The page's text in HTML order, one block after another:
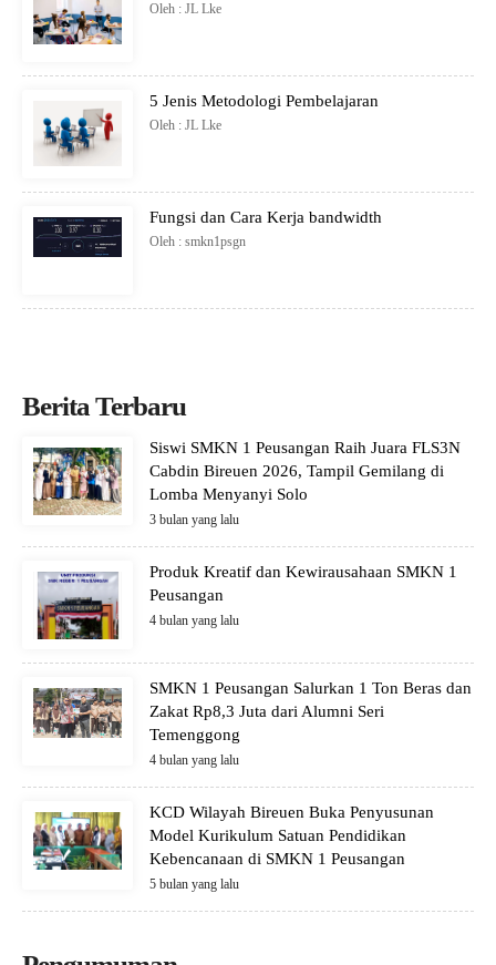
Oleh : JL Lke
5 Jenis Metodologi Pembelajaran
Oleh : JL Lke
Fungsi dan Cara Kerja bandwidth
Oleh : smkn1psgn
Berita Terbaru
Siswi SMKN 1 Peusangan Raih Juara FLS3N
Cabdin Bireuen 2026, Tampil Gemilang di
Lomba Menyanyi Solo
3 bulan yang lalu
Produk Kreatif dan Kewirausahaan SMKN 1
Peusangan
4 bulan yang lalu
SMKN 1 Peusangan Salurkan 1 Ton Beras dan
Zakat Rp8,3 Juta dari Alumni Seri
Temenggong
4 bulan yang lalu
KCD Wilayah Bireuen Buka Penyusunan
Model Kurikulum Satuan Pendidikan
Kebencanaan di SMKN 1 Peusangan
5 bulan yang lalu